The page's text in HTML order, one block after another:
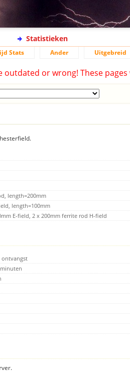
Statistieken
Stats Ander Uitgebreid
or wrong! These
length=200mm
length=100mm
E-field, 2 x 200mm ferrite rod H-field
ontvangst